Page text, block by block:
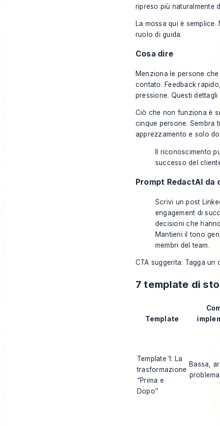
ripreso più naturalmente
La mossa qui è
ruolo di guida.
Cosa dire
Menziona le persone
contato. Feedback
pressione. Questi
Ciò che non funziona è
cinque persone. Sembra
apprezzamento e solo
Il riconoscimento
successo del
Prompt RedactAI da
Scrivi un post
engagement di
decisioni che
Mantieni il tono
membri del team.
CTA suggerita: Tagga
7 template di
Template
Template 1: La
trasformazione
“Prima e
Dopo”
Bassa,